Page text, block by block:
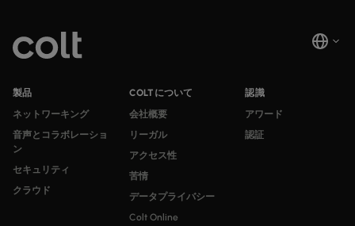
製品
ネットワーキング
音声とコラボレーショ
ン
セキュリティ
クラウド
COLTについて
会社概要
リーガル
アクセス性
苦情
データプライバシー
Colt Online
認識
アワード
認証